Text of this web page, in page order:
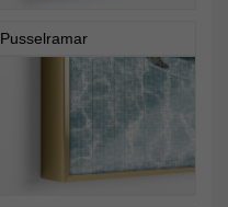
Pusselramar